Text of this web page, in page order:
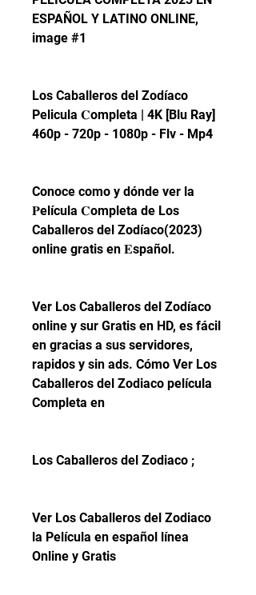
ESPAÑOL Y LATINO ONLINE,
image #1
Los Caballeros del Zodíaco
Pelicula 𝐂ompleta | 4K [Blu Ray]
460p - 720p - 1080p - Flv - Mp4
Conoce como y dónde ver la
𝐏elícula 𝐂ompleta de Los
Caballeros del Zodíaco(2023)
online gratis en 𝐄spañol.
Ver Los Caballeros del Zodíaco
online y sur Gratis en HD, es fácil
en gracias a sus servidores,
rapidos y sin ads. Cómo Ver Los
Caballeros del Zodiaco película
Completa en
Los Caballeros del Zodiaco ;
Ver Los Caballeros del Zodiaco
la Película en español línea
Online y Gratis